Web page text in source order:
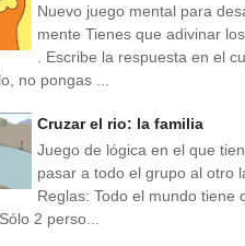
Nuevo juego mental para
mente Tienes que adivinar
. Escribe la respuesta en el
no pongas ...
Cruzar el rio: la familia
Juego de lógica en el que
pasar a todo el grupo al otro
Reglas: Todo el mundo tiene
2 perso...